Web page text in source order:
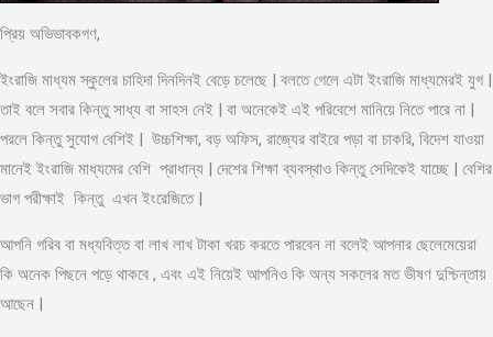
প্রিয় অভিভাবকগণ,
ইংরাজি মাধ্যম স্কুলের চাহিদা দিনদিনই বেড়ে চলেছে | বলতে গেলে এটা ইংরাজি মাধ্যমেরই যুগ |
তাই বলে সবার কিন্তু সাধ্য বা সাহস নেই | বা অনেকেই এই পরিবেশে মানিয়ে নিতে পারে না |
পরলে কিন্তু সুযোগ বেশিই | উচ্চশিক্ষা, বড় অফিস, রাজ্যের বাইরে পড়া বা চাকরি, বিদেশ যাওয়া
মানেই ইংরাজি মাধ্যমের বেশি প্রাধান্য | দেশের শিক্ষা ব্যবস্থাও কিন্তু সেদিকেই যাচ্ছে | বেশির
ভাগ পরীক্ষাই কিন্তু এখন ইংরেজিতে |
আপনি গরিব বা মধ্যবিত্ত বা লাখ লাখ টাকা খরচ করতে পারবেন না বলেই আপনার ছেলেমেয়েরা
কি অনেক পিছনে পড়ে থাকবে , এবং এই নিয়েই আপনিও কি অন্য সকলের মত ভীষণ দুশ্চিন্তায়
আছেন |